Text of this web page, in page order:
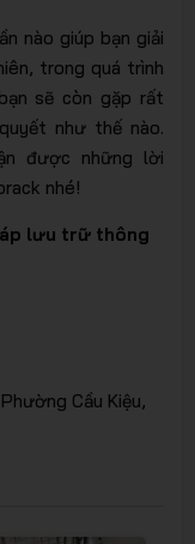
nào giúp bạn giải
trong quá trình
sẽ còn gặp rất
như thế nào.
được những lời
nhé!
lưu trữ thông
Cầu Kiệu,